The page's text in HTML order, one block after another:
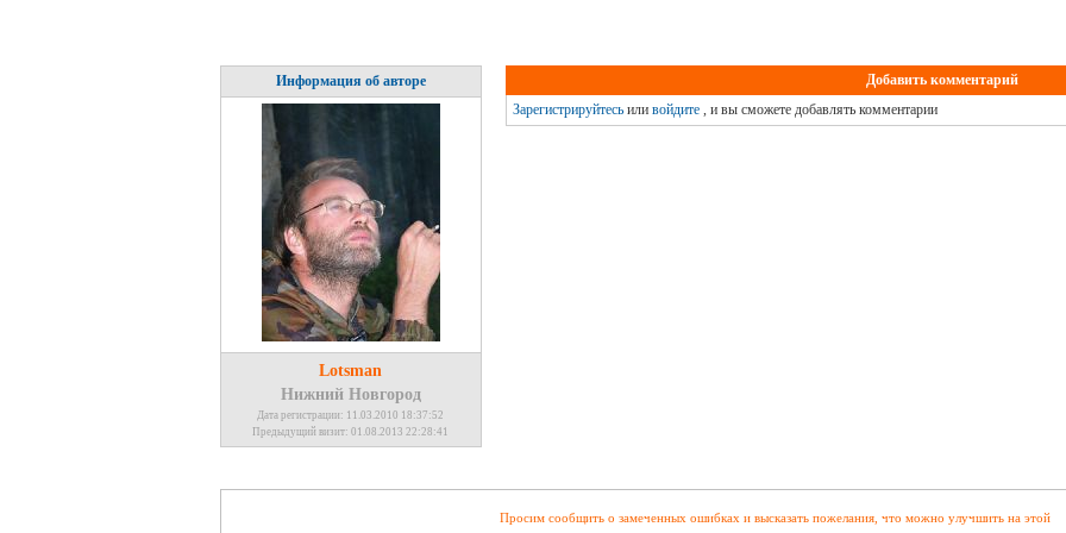
Информация об авторе
Lotsman
Нижний Новгород
Дата регистрации: 11.03.2010 18:37:52
Предыдущий визит: 01.08.2013 22:28:41
Добавить комментарий
Зарегистрируйтесьили войдите, и вы сможете добавлять комментарии
Просим сообщить о замеченных ошибках и высказать пожелания, что можно улучшить на этой